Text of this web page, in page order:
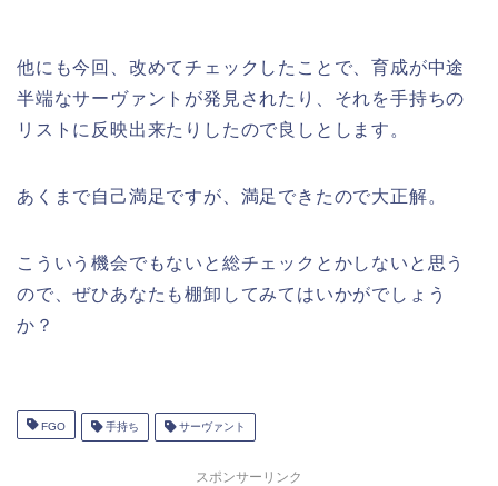
他にも今回、改めてチェックしたことで、育成が中途
半端なサーヴァントが発見されたり、それを手持ちの
リストに反映出来たりしたので良しとします。
あくまで自己満足ですが、満足できたので大正解。
こういう機会でもないと総チェックとかしないと思う
ので、ぜひあなたも棚卸してみてはいかがでしょう
か？
FGO 手持ち サーヴァント
スポンサーリンク